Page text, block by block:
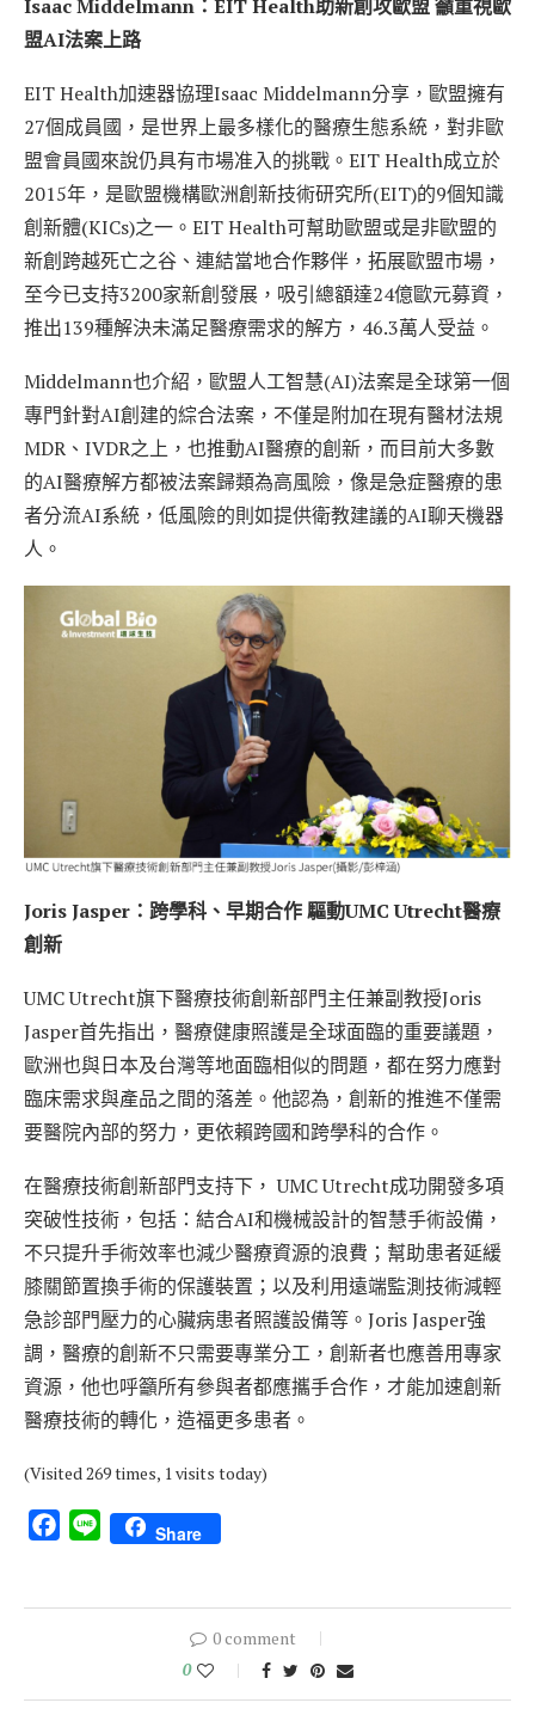
Isaac Middelmann：EIT Health助新創攻歐盟 籲重視歐
盟AI法案上路
EIT Health加速器協理Isaac Middelmann分享，歐盟擁有
27個成員國，是世界上最多樣化的醫療生態系統，對非歐
盟會員國來說仍具有市場准入的挑戰。EIT Health成立於
2015年，是歐盟機構歐洲創新技術研究所(EIT)的9個知識
創新體(KICs)之一。EIT Health可幫助歐盟或是非歐盟的
新創跨越死亡之谷、連結當地合作夥伴，拓展歐盟市場，
至今已支持3200家新創發展，吸引總額達24億歐元募資，
推出139種解決未滿足醫療需求的解方，46.3萬人受益。
Middelmann也介紹，歐盟人工智慧(AI)法案是全球第一個
專門針對AI創建的綜合法案，不僅是附加在現有醫材法規
MDR、IVDR之上，也推動AI醫療的創新，而目前大多數
的AI醫療解方都被法案歸類為高風險，像是急症醫療的患
者分流AI系統，低風險的則如提供衛教建議的AI聊天機器
人。
Joris Jasper：跨學科、早期合作 驅動UMC Utrecht醫療
創新
UMC Utrecht旗下醫療技術創新部門主任兼副教授Joris
Jasper首先指出，醫療健康照護是全球面臨的重要議題，
歐洲也與日本及台灣等地面臨相似的問題，都在努力應對
臨床需求與產品之間的落差。他認為，創新的推進不僅需
要醫院內部的努力，更依賴跨國和跨學科的合作。
在醫療技術創新部門支持下， UMC Utrecht成功開發多項
突破性技術，包括：結合AI和機械設計的智慧手術設備，
不只提升手術效率也減少醫療資源的浪費；幫助患者延緩
膝關節置換手術的保護裝置；以及利用遠端監測技術減輕
急診部門壓力的心臟病患者照護設備等。Joris Jasper強
調，醫療的創新不只需要專業分工，創新者也應善用專家
資源，他也呼籲所有參與者都應攜手合作，才能加速創新
醫療技術的轉化，造福更多患者。
(Visited 269 times, 1 visits today)
Facebook
Line Share
0 comment
0